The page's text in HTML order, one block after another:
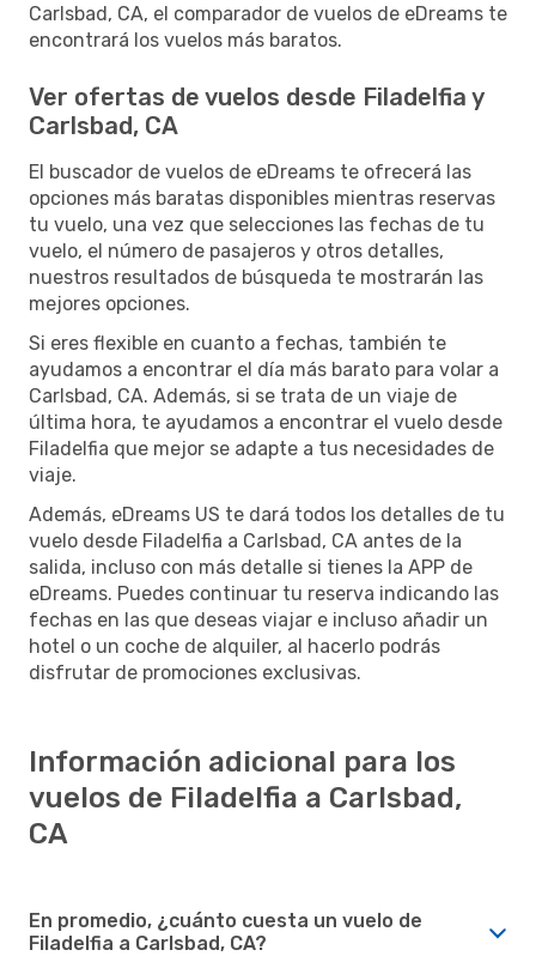
Carlsbad, CA, el comparador de vuelos de eDreams te
encontrará los vuelos más baratos.
Ver ofertas de vuelos desde Filadelfia y
Carlsbad, CA
El buscador de vuelos de eDreams te ofrecerá las
opciones más baratas disponibles mientras reservas
tu vuelo, una vez que selecciones las fechas de tu
vuelo, el número de pasajeros y otros detalles,
nuestros resultados de búsqueda te mostrarán las
mejores opciones.
Si eres flexible en cuanto a fechas, también te
ayudamos a encontrar el día más barato para volar a
Carlsbad, CA. Además, si se trata de un viaje de
última hora, te ayudamos a encontrar el vuelo desde
Filadelfia que mejor se adapte a tus necesidades de
viaje.
Además, eDreams US te dará todos los detalles de tu
vuelo desde Filadelfia a Carlsbad, CA antes de la
salida, incluso con más detalle si tienes la APP de
eDreams. Puedes continuar tu reserva indicando las
fechas en las que deseas viajar e incluso añadir un
hotel o un coche de alquiler, al hacerlo podrás
disfrutar de promociones exclusivas.
Información adicional para los
vuelos de Filadelfia a Carlsbad,
CA
En promedio, ¿cuánto cuesta un vuelo de
Filadelfia a Carlsbad, CA?